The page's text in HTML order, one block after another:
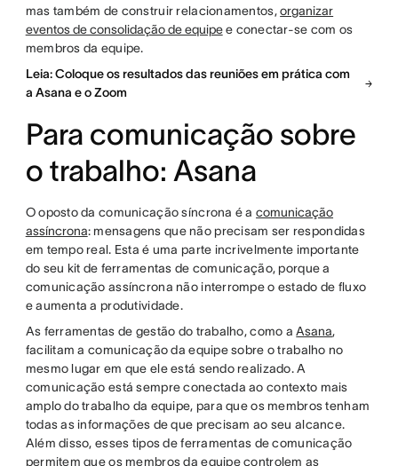
mas também de construir relacionamentos,organizar
eventos de consolidação de equipee conectar-se com os
membros da equipe.
Leia: Coloque os resultados das reuniões em prática com
a Asana e o Zoom
Para comunicação sobre
o trabalho: Asana
O oposto da comunicação síncrona é acomunicação
assíncrona: mensagens que não precisam ser respondidas
em tempo real. Esta é uma parte incrivelmente importante
do seu kit de ferramentas de comunicação, porque a
comunicação assíncrona não interrompe o estado de fluxo
e aumenta a produtividade.
As ferramentas de gestão do trabalho, como aAsana,
facilitam a comunicação da equipe sobre o trabalho no
mesmo lugar em que ele está sendo realizado. A
comunicação está sempre conectada ao contexto mais
amplo do trabalho da equipe, para que os membros tenham
todas as informações de que precisam ao seu alcance.
Além disso, esses tipos de ferramentas de comunicação
permitem que os membros da equipe controlem as